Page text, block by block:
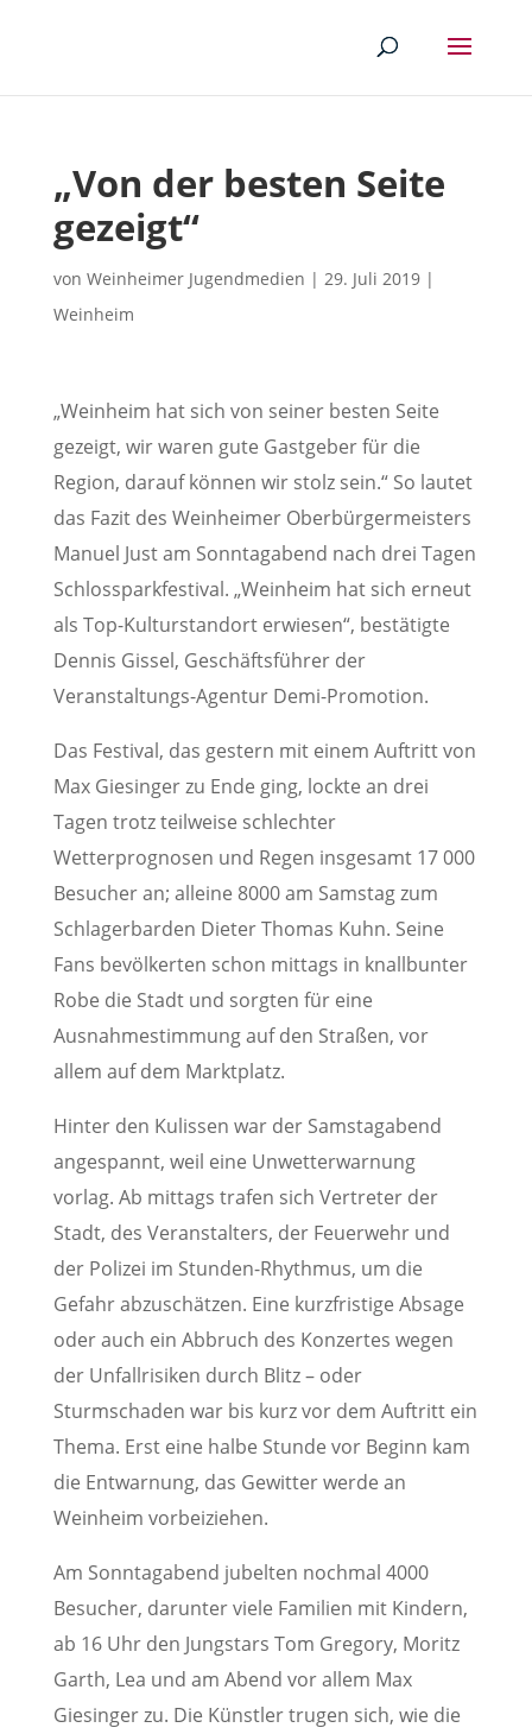
„Von der besten Seite
gezeigt“
von Weinheimer Jugendmedien | 29. Juli 2019|
Weinheim
„Weinheim hat sich von seiner besten Seite
gezeigt, wir waren gute Gastgeber für die
Region, darauf können wir stolz sein.“ So lautet
das Fazit des Weinheimer Oberbürgermeisters
Manuel Just am Sonntagabend nach drei Tagen
Schlossparkfestival. „Weinheim hat sich erneut
als Top-Kulturstandort erwiesen“, bestätigte
Dennis Gissel, Geschäftsführer der
Veranstaltungs-Agentur Demi-Promotion.
Das Festival, das gestern mit einem Auftritt von
Max Giesinger zu Ende ging, lockte an drei
Tagen trotz teilweise schlechter
Wetterprognosen und Regen insgesamt 17 000
Besucher an; alleine 8000 am Samstag zum
Schlagerbarden Dieter Thomas Kuhn. Seine
Fans bevölkerten schon mittags in knallbunter
Robe die Stadt und sorgten für eine
Ausnahmestimmung auf den Straßen, vor
allem auf dem Marktplatz.
Hinter den Kulissen war der Samstagabend
angespannt, weil eine Unwetterwarnung
vorlag. Ab mittags trafen sich Vertreter der
Stadt, des Veranstalters, der Feuerwehr und
der Polizei im Stunden-Rhythmus, um die
Gefahr abzuschätzen. Eine kurzfristige Absage
oder auch ein Abbruch des Konzertes wegen
der Unfallrisiken durch Blitz – oder
Sturmschaden war bis kurz vor dem Auftritt ein
Thema. Erst eine halbe Stunde vor Beginn kam
die Entwarnung, das Gewitter werde an
Weinheim vorbeiziehen.
Am Sonntagabend jubelten nochmal 4000
Besucher, darunter viele Familien mit Kindern,
ab 16 Uhr den Jungstars Tom Gregory, Moritz
Garth, Lea und am Abend vor allem Max
Giesinger zu. Die Künstler trugen sich, wie die